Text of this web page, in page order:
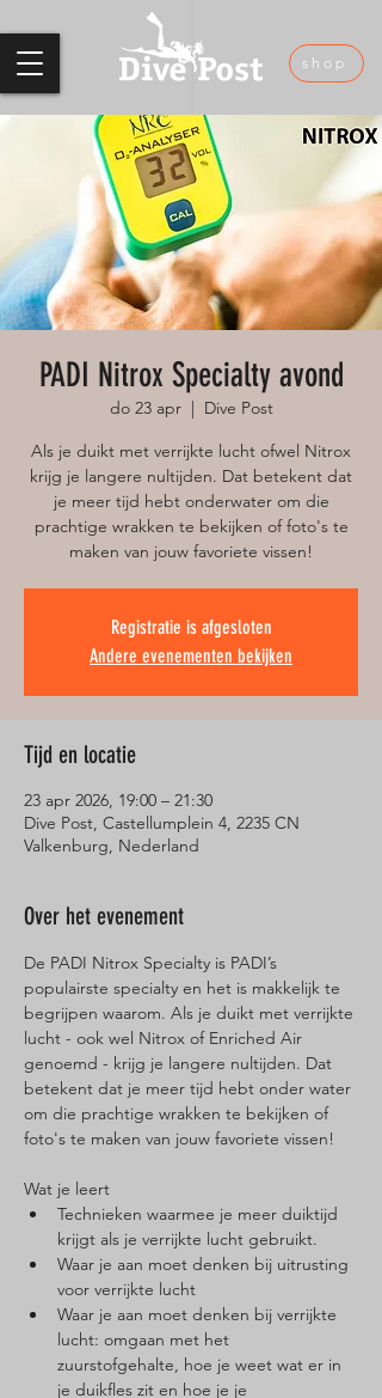
shop
PADI Nitrox Specialty avond
do 23 apr
  |
Dive Post
Als je duikt met verrijkte lucht ofwel Nitrox
krijg je langere nultijden. Dat betekent dat
je meer tijd hebt onderwater om die
prachtige wrakken te bekijken of foto's te
maken van jouw favoriete vissen!
Registratie is afgesloten
Andere evenementen bekijken
Tijd en locatie
23 apr 2026, 19:00 – 21:30
Dive Post, Castellumplein 4, 2235 CN
Valkenburg, Nederland
Over het evenement
De PADI Nitrox Specialty is PADI’s
populairste specialty en het is makkelijk te
begrijpen waarom. Als je duikt met verrijkte
lucht - ook wel Nitrox of Enriched Air
genoemd - krijg je langere nultijden. Dat
betekent dat je meer tijd hebt onder water
om die prachtige wrakken te bekijken of
foto's te maken van jouw favoriete vissen!
Wat je leert
Technieken waarmee je meer duiktijd
krijgt als je verrijkte lucht gebruikt.
Waar je aan moet denken bij uitrusting
voor verrijkte lucht
Waar je aan moet denken bij verrijkte
lucht: omgaan met het
zuurstofgehalte, hoe je weet wat er in
je duikfles zit en hoe je je